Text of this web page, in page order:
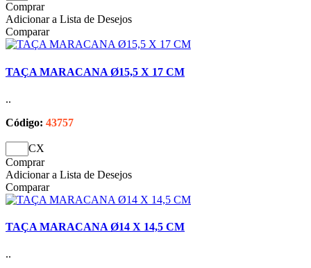
Comprar
Adicionar a Lista de Desejos
Comparar
TAÇA MARACANA Ø15,5 X 17 CM
..
Código: 43757
CX
Comprar
Adicionar a Lista de Desejos
Comparar
TAÇA MARACANA Ø14 X 14,5 CM
..